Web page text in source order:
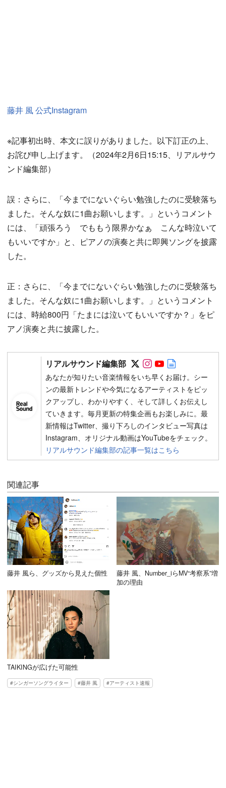
藤井 風 公式Instagram
※記事初出時、本文に誤りがありました。以下訂正の上、
お詫び申し上げます。（2024年2月6日15:15、リアルサウ
ンド編集部）
誤：さらに、「今までにないぐらい勉強したのに受験落ち
ました。そんな奴に1曲お願いします。」というコメント
には、「頑張ろう でももう限界かなぁ こんな時泣いて
もいいですか」と、ピアノの演奏と共に即興ソングを披露
した。
正：さらに、「今までにないぐらい勉強したのに受験落ち
ました。そんな奴に1曲お願いします。」というコメント
には、時給800円「たまには泣いてもいいですか？」をピ
アノ演奏と共に披露した。
リアルサウンド編集部 Follow on SNS
Follow on SNS
Follow on
あなたが知りたい音楽情報をいち早くお届け。シー
ンの最新トレンドや今気になるアーティストをピッ
クアップし、わかりやすく、そして詳しくお伝えし
ていきます。毎月更新の特集企画もお楽しみに。最
新情報はTwitter、撮り下ろしのインタビュー写真は
Instagram、オリジナル動画はYouTubeをチェック。
リアルサウンド編集部の記事一覧はこちら
関連記事
藤井 風ら、グッズから見えた個性
藤井 風、Number_iらMV“考察系”増
加の理由
TAIKINGが広げた可能性
シンガーソングライター 藤井 風 アーティスト速報